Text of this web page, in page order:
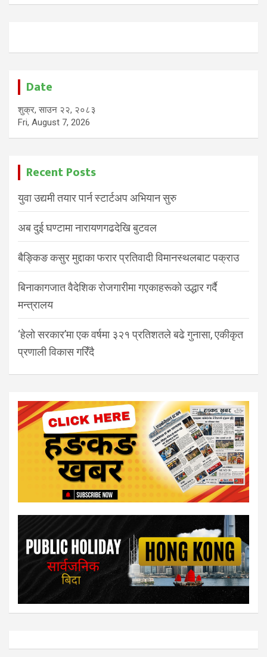
Date
शुक्र, साउन २२, २०८३
Fri, August 7, 2026
Recent Posts
युवा उद्यमी तयार पार्न स्टार्टअप अभियान सुरु
अब दुई घण्टामा नारायणगढदेखि बुटवल
बैङ्किङ कसुर मुद्दाका फरार प्रतिवादी विमानस्थलबाट पक्राउ
बिनाकागजात वैदेशिक रोजगारीमा गएकाहरूको उद्धार गर्दै
मन्त्रालय
‘हेलो सरकार’मा एक वर्षमा ३२१ प्रतिशतले बढे गुनासा, एकीकृत
प्रणाली विकास गरिँदै